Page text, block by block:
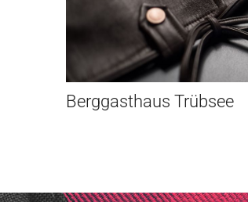
Berggasthaus Trübsee